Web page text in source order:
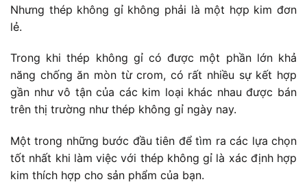
Nhưng thép không gỉ không phải là một hợp kim đơn
lẻ.
Trong khi thép không gỉ có được một phần lớn khả
năng chống ăn mòn từ crom, có rất nhiều sự kết hợp
gần như vô tận của các kim loại khác nhau được bán
trên thị trường như thép không gỉ ngày nay.
Một trong những bước đầu tiên để tìm ra các lựa chọn
tốt nhất khi làm việc với thép không gỉ là xác định hợp
kim thích hợp cho sản phẩm của bạn.